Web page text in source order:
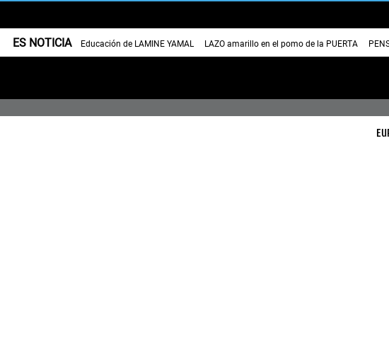
ES NOTICIA Educación de LAMINE YAMAL LAZO amarillo en el pomo de la PUERTA